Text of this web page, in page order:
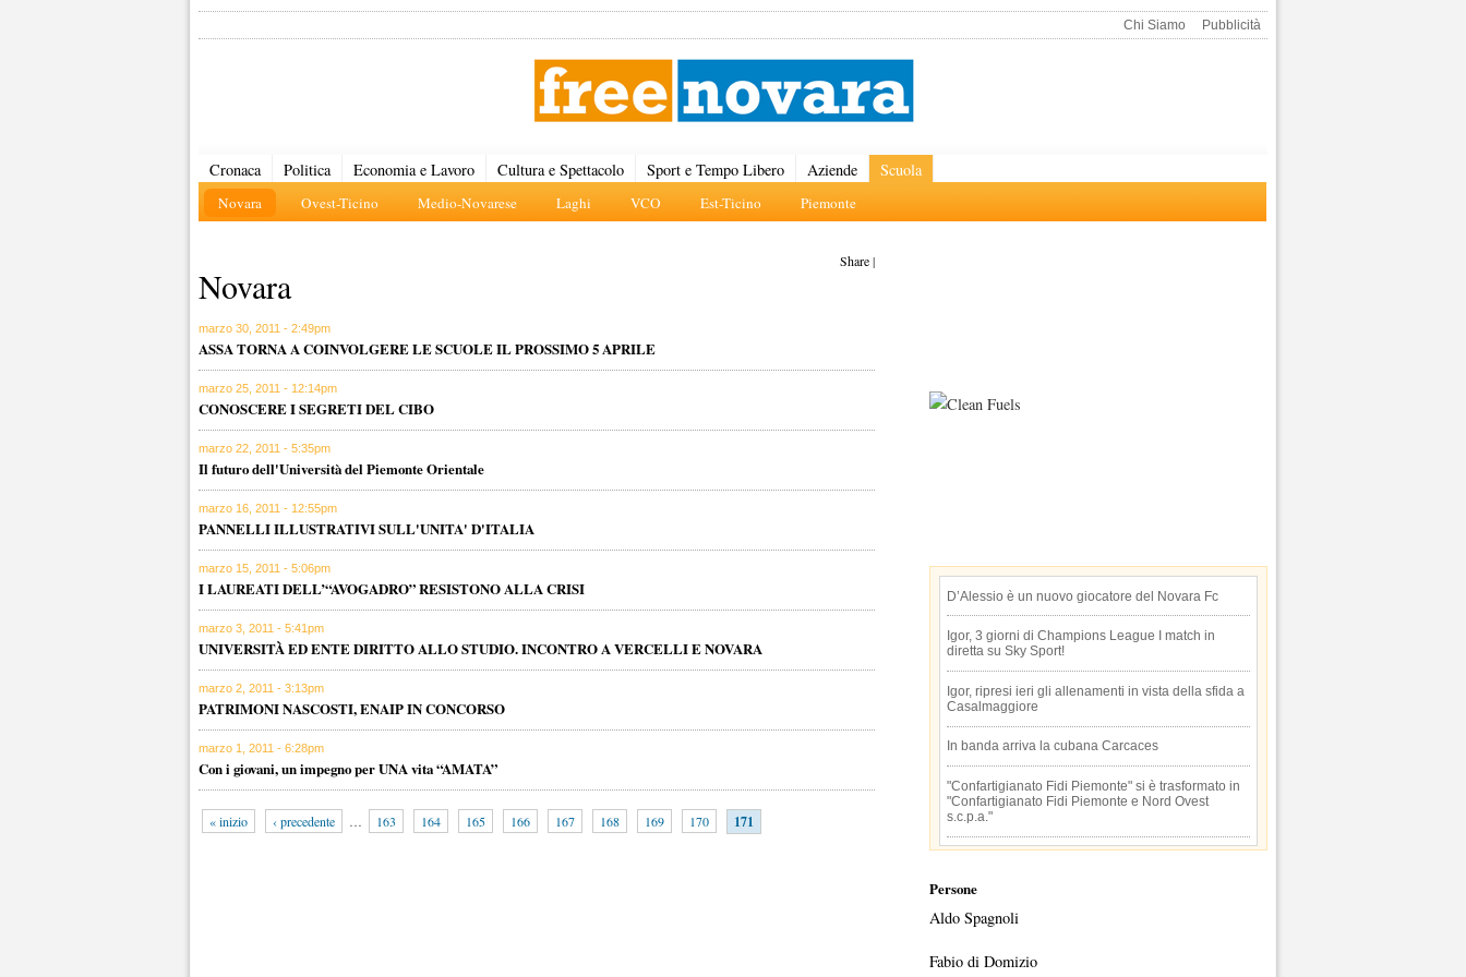
Chi Siamo Pubblicità
Cronaca Politica Economia e Lavoro Cultura e Spettacolo Sport e Tempo Libero Aziende Scuola
Novara Ovest-Ticino Medio-Novarese Laghi VCO Est-Ticino Piemonte
Share|
Novara
marzo 30, 2011 - 2:49pm
ASSA TORNA A COINVOLGERE LE SCUOLE IL PROSSIMO 5 APRILE
marzo 25, 2011 - 12:14pm
CONOSCERE I SEGRETI DEL CIBO
marzo 22, 2011 - 5:35pm
Il futuro dell'Università del Piemonte Orientale
marzo 16, 2011 - 12:55pm
PANNELLI ILLUSTRATIVI SULL'UNITA' D'ITALIA
marzo 15, 2011 - 5:06pm
I LAUREATI DELL’“AVOGADRO” RESISTONO ALLA CRISI
marzo 3, 2011 - 5:41pm
UNIVERSITÀ ED ENTE DIRITTO ALLO STUDIO. INCONTRO A VERCELLI E NOVARA
marzo 2, 2011 - 3:13pm
PATRIMONI NASCOSTI, ENAIP IN CONCORSO
marzo 1, 2011 - 6:28pm
Con i giovani, un impegno per UNA vita “AMATA”
« inizio ‹ precedente … 163 164 165 166 167 168 169 170 171
D’Alessio è un nuovo giocatore del Novara Fc
Igor, 3 giorni di Champions League I match in
diretta su Sky Sport!
Igor, ripresi ieri gli allenamenti in vista della sfida a
Casalmaggiore
In banda arriva la cubana Carcaces
"Confartigianato Fidi Piemonte" si è trasformato in
"Confartigianato Fidi Piemonte e Nord Ovest
s.c.p.a."
Persone
Aldo Spagnoli
Fabio di Domizio